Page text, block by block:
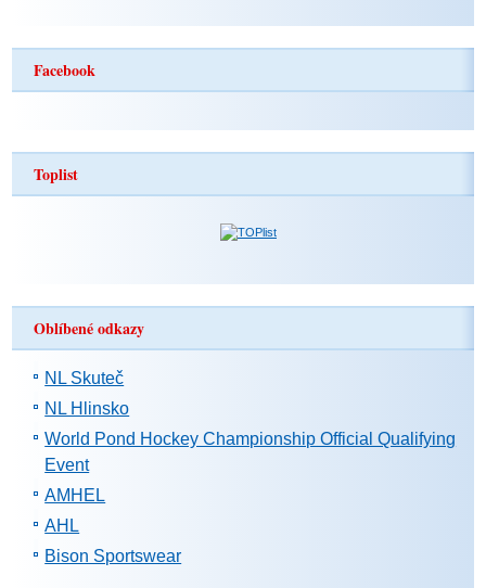
Facebook
Toplist
Oblíbené odkazy
NL Skuteč
NL Hlinsko
World Pond Hockey Championship Official Qualifying
Event
AMHEL
AHL
Bison Sportswear